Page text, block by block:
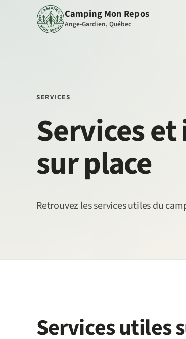
Camping Mon Repos
Ange-Gardien, Québec
SERVICES
Services
sur place
Retrouvez les services utiles du
Services utiles